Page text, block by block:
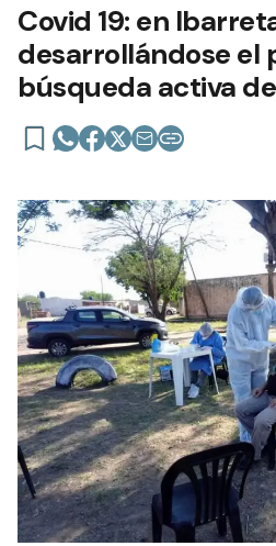
Covid 19: en
desarrollándose el
búsqueda activa